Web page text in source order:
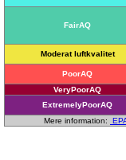
FairAQ
Moderat luftkvalitet
PoorAQ
VeryPoorAQ
ExtremelyPoorAQ
Mere information: